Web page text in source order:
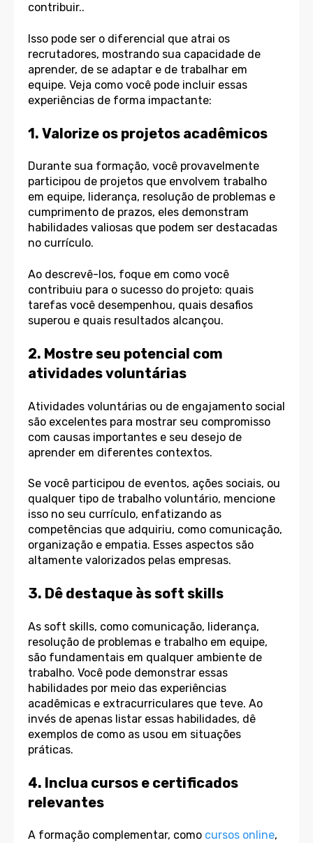
contribuir..
Isso pode ser o diferencial que atrai os
recrutadores, mostrando sua capacidade de
aprender, de se adaptar e de trabalhar em
equipe. Veja como você pode incluir essas
experiências de forma impactante:
1. Valorize os projetos acadêmicos
Durante sua formação, você provavelmente
participou de projetos que envolvem trabalho
em equipe, liderança, resolução de problemas e
cumprimento de prazos, eles demonstram
habilidades valiosas que podem ser destacadas
no currículo.
Ao descrevê-los, foque em como você
contribuiu para o sucesso do projeto: quais
tarefas você desempenhou, quais desafios
superou e quais resultados alcançou.
2. Mostre seu potencial com
atividades voluntárias
Atividades voluntárias ou de engajamento social
são excelentes para mostrar seu compromisso
com causas importantes e seu desejo de
aprender em diferentes contextos.
Se você participou de eventos, ações sociais, ou
qualquer tipo de trabalho voluntário, mencione
isso no seu currículo, enfatizando as
competências que adquiriu, como comunicação,
organização e empatia. Esses aspectos são
altamente valorizados pelas empresas.
3. Dê destaque às soft skills
As soft skills, como comunicação, liderança,
resolução de problemas e trabalho em equipe,
são fundamentais em qualquer ambiente de
trabalho. Você pode demonstrar essas
habilidades por meio das experiências
acadêmicas e extracurriculares que teve. Ao
invés de apenas listar essas habilidades, dê
exemplos de como as usou em situações
práticas.
4. Inclua cursos e certificados
relevantes
A formação complementar, como cursos online,